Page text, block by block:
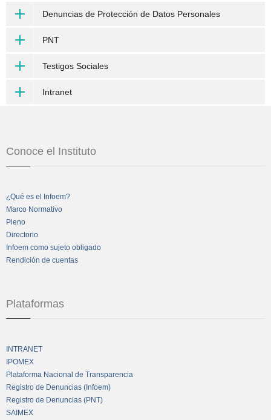
Denuncias de Protección de Datos Personales
PNT
Testigos Sociales
Intranet
Conoce el Instituto
¿Qué es el Infoem?
Marco Normativo
Pleno
Directorio
Infoem como sujeto obligado
Rendición de cuentas
Plataformas
INTRANET
IPOMEX
Plataforma Nacional de Transparencia
Registro de Denuncias (Infoem)
Registro de Denuncias (PNT)
SAIMEX